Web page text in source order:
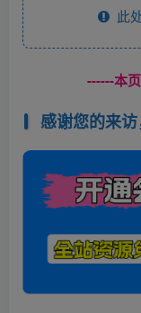
此处
------本
感谢您的来